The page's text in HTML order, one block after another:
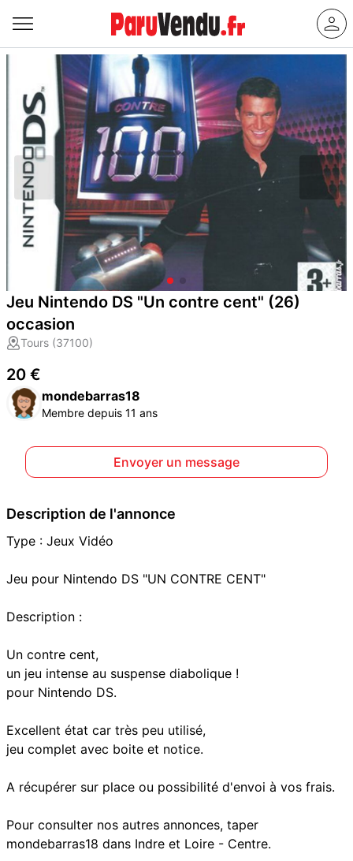
Jeu Nintendo DS "Un contre cent" (26)
occasion
Tours (37100)
20 €
mondebarras18
Membre depuis 11 ans
Envoyer un message
Description de l'annonce
Type : Jeux Vidéo
Jeu pour Nintendo DS "UN CONTRE CENT"
Description :
Un contre cent,
un jeu intense au suspense diabolique !
pour Nintendo DS.
Excellent état car très peu utilisé,
jeu complet avec boite et notice.
A récupérer sur place ou possibilité d'envoi à vos frais.
Pour consulter nos autres annonces, taper
mondebarras18 dans Indre et Loire - Centre.